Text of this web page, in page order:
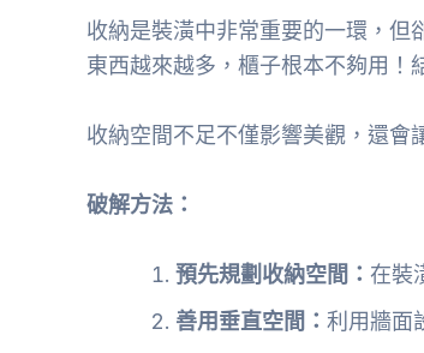
收納是裝潢中非常重要的一環，但
東西越來越多，櫃子根本不夠用！
收納空間不足不僅影響美觀，還會
破解方法：
預先規劃收納空間： 在裝
善用垂直空間： 利用牆面